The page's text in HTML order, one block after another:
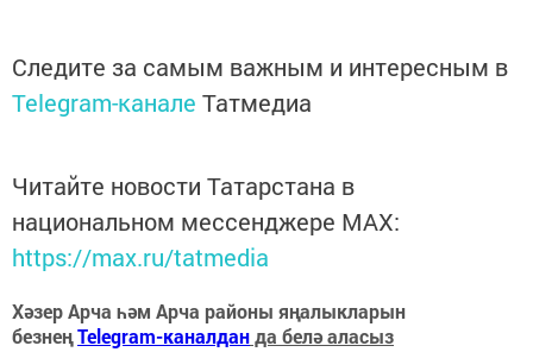
Следите за самым важным и интересным в
Telegram-канале Татмедиа
Читайте новости Татарстана в
национальном мессенджере MАХ:
https://max.ru/tatmedia
Хәзер Арча һәм Арча районы яңалыкларын
безнеңTelegram-каналданда белә аласыз